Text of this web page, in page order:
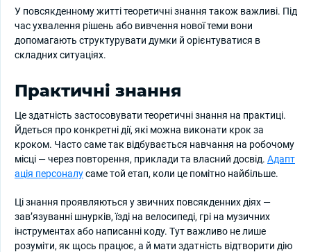
У повсякденному житті теоретичні знання також важливі. Під
час ухвалення рішень або вивчення нової теми вони
допомагають структурувати думки й орієнтуватися в
складних ситуаціях.
Практичні знання
Це здатність застосовувати теоретичні знання на практиці.
Йдеться про конкретні дії, які можна виконати крок за
кроком. Часто саме так відбувається навчання на робочому
місці — через повторення, приклади та власний досвід. Адапт
ація персоналусаме той етап, коли це помітно найбільше.
Ці знання проявляються у звичних повсякденних діях —
зав’язуванні шнурків, їзді на велосипеді, грі на музичних
інструментах або написанні коду. Тут важливо не лише
розуміти, як щось працює, а й мати здатність відтворити дію